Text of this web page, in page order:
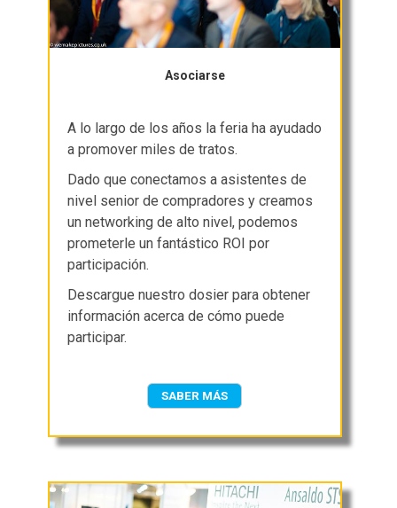
Asociarse
A lo largo de los años la feria ha ayudado
a promover miles de tratos.
Dado que conectamos a asistentes de
nivel senior de compradores y creamos
un networking de alto nivel, podemos
prometerle un fantástico ROI por
participación.
Descargue nuestro dosier para obtener
información acerca de cómo puede
participar.
SABER MÁS